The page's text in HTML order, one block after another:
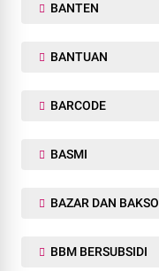
BANTEN
BANTUAN
BARCODE
BASMI
BAZAR DAN BAKSOS RAMADHAN
BBM BERSUBSIDI